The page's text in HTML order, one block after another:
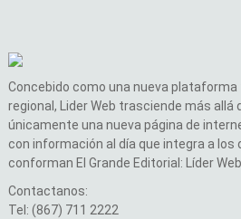
Concebido como una nueva
regional, Lider Web trasciende más allá
únicamente una nueva página de
con información al día que integra a
conforman El Grande Editorial: Líder
Contactanos:
Tel: (867) 711 2222